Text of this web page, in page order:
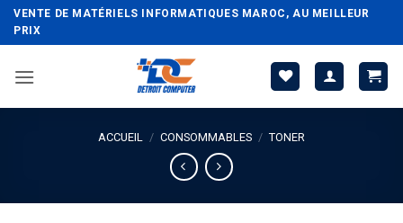
Passer
au
VENTE DE MATÉRIELS INFORMATIQUES MAROC, AU MEILLEUR
PRIX
ACCUEIL / CONSOMMABLES / TONER